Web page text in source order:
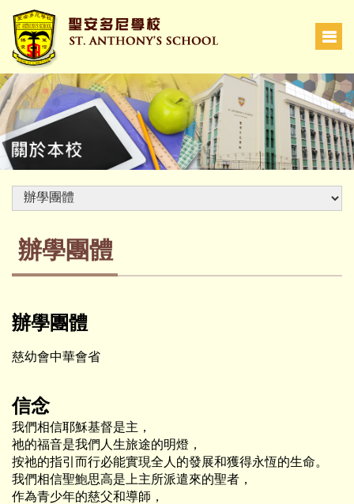
辦學團體
辦學團體
慈幼會中華會省
信念
我們相信耶穌基督是主，
祂的福音是我們人生旅途的明燈，
按祂的指引而行必能實現全人的發展和獲得永恆的生命。
我們相信聖鮑思高是上主所派遣來的聖者，
作為青少年的慈父和導師，